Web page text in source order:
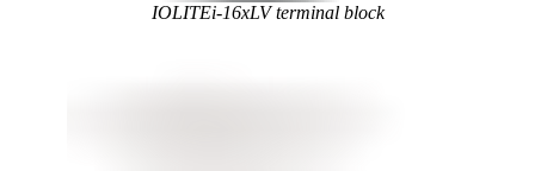
IOLITEi-16xLV terminal block